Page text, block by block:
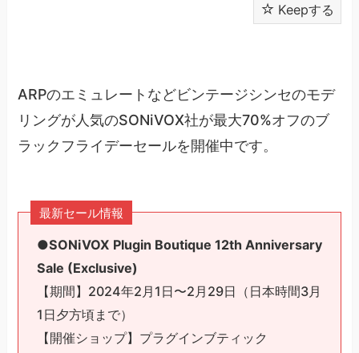
Keepする
ARPのエミュレートなどビンテージシンセのモデ
リングが人気のSONiVOX社が最大70%オフのブ
ラックフライデーセールを開催中です。
最新セール情報
●SONiVOX Plugin Boutique 12th Anniversary
Sale (Exclusive)
【期間】2024年2月1日〜2月29日（日本時間3月
1日夕方頃まで）
【開催ショップ】プラグインブティック